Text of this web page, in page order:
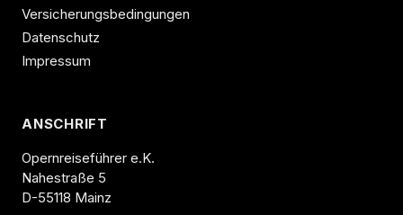
Versicherungsbedingungen
Datenschutz
Impressum
ANSCHRIFT
Opernreiseführer e.K.
Nahestraße 5
D-55118 Mainz